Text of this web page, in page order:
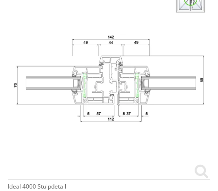
Ideal 4000 Stulpdetail